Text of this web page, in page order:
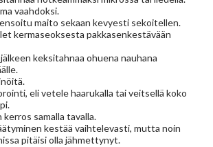
vaahdoksi.
maito sekaan kevyesti sekoitellen.
kermaseoksesta pakkasenkestävään
keksitahnaa ohuena nauhana
eli vetele haarukalla tai veitsellä koko
samalla tavalla.
kestää vaihtelevasti, mutta noin
pitäisi olla jähmettynyt.